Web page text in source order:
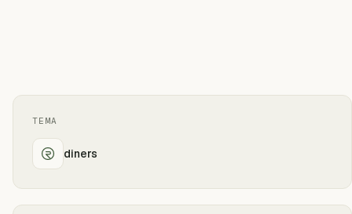
TEMA
diners